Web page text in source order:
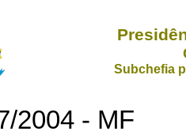
Subchefia
2004 - MF